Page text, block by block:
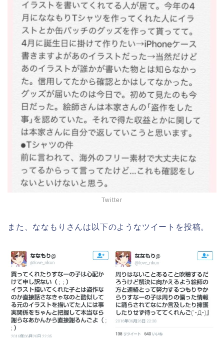
Twitter
また、ななもりさんは以下のようなツイートを投稿。